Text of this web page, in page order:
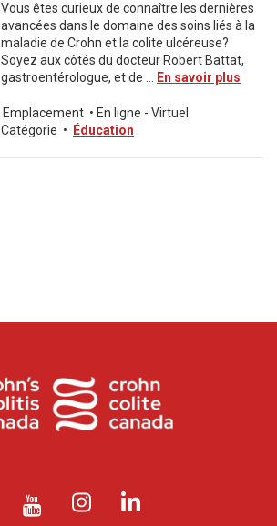
Vous êtes curieux de connaître les dernières
avancées dans le domaine des soins liés à la
maladie de Crohn et la colite ulcéreuse?
Soyez aux côtés du docteur Robert Battat,
gastroentérologue, et de ...
En savoir plus
Emplacement • En ligne - Virtuel
Catégorie • Éducation